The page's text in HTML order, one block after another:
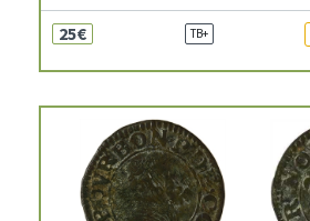
25€ TB+